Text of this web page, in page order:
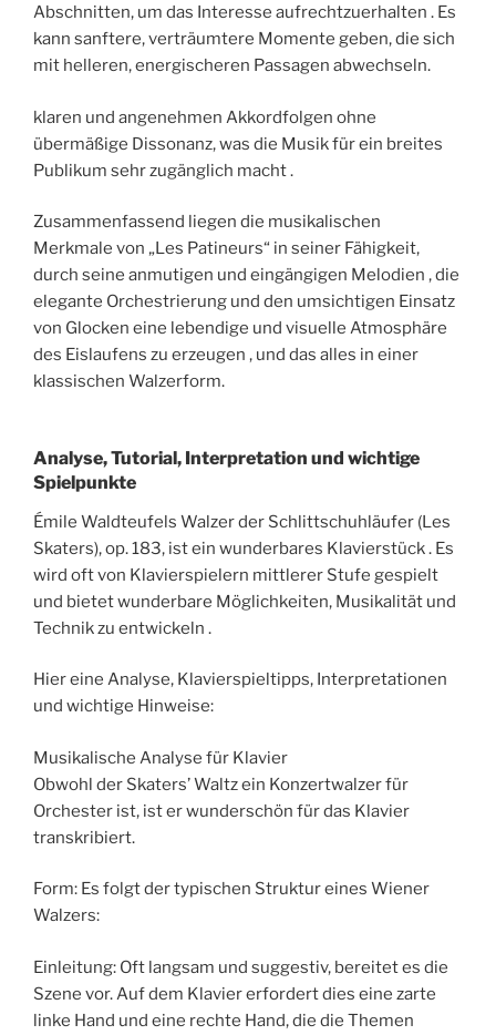
Abschnitten, um das Interesse aufrechtzuerhalten . Es
kann sanftere, verträumtere Momente geben, die sich
mit helleren, energischeren Passagen abwechseln.
klaren und angenehmen Akkordfolgen ohne
übermäßige Dissonanz, was die Musik für ein breites
Publikum sehr zugänglich macht .
Zusammenfassend liegen die musikalischen
Merkmale von „Les Patineurs“ in seiner Fähigkeit,
durch seine anmutigen und eingängigen Melodien , die
elegante Orchestrierung und den umsichtigen Einsatz
von Glocken eine lebendige und visuelle Atmosphäre
des Eislaufens zu erzeugen , und das alles in einer
klassischen Walzerform.
Analyse, Tutorial, Interpretation und wichtige
Spielpunkte
Émile Waldteufels Walzer der Schlittschuhläufer (Les
Skaters), op. 183, ist ein wunderbares Klavierstück . Es
wird oft von Klavierspielern mittlerer Stufe gespielt
und bietet wunderbare Möglichkeiten, Musikalität und
Technik zu entwickeln .
Hier eine Analyse, Klavierspieltipps, Interpretationen
und wichtige Hinweise:
Musikalische Analyse für Klavier
Obwohl der Skaters’ Waltz ein Konzertwalzer für
Orchester ist, ist er wunderschön für das Klavier
transkribiert.
Form: Es folgt der typischen Struktur eines Wiener
Walzers:
Einleitung: Oft langsam und suggestiv, bereitet es die
Szene vor. Auf dem Klavier erfordert dies eine zarte
linke Hand und eine rechte Hand, die die Themen